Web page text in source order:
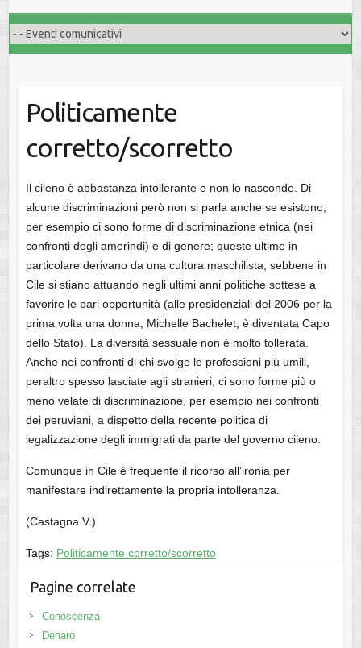
Politicamente
corretto/scorretto
Il cileno è abbastanza intollerante e non lo nasconde. Di
alcune discriminazioni però non si parla anche se esistono;
per esempio ci sono forme di discriminazione etnica (nei
confronti degli amerindi) e di genere; queste ultime in
particolare derivano da una cultura maschilista, sebbene in
Cile si stiano attuando negli ultimi anni politiche sottese a
favorire le pari opportunità (alle presidenziali del 2006 per la
prima volta una donna, Michelle Bachelet, è diventata Capo
dello Stato). La diversità sessuale non è molto tollerata.
Anche nei confronti di chi svolge le professioni più umili,
peraltro spesso lasciate agli stranieri, ci sono forme più o
meno velate di discriminazione, per esempio nei confronti
dei peruviani, a dispetto della recente politica di
legalizzazione degli immigrati da parte del governo cileno.
Comunque in Cile è frequente il ricorso all’ironia per
manifestare indirettamente la propria intolleranza.
(Castagna V.)
Tags: Politicamente corretto/scorretto
Pagine correlate
Conoscenza
Denaro